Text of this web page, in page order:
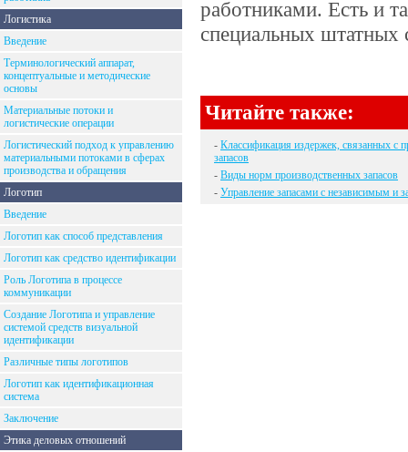
Логистика
Введение
Терминологический аппарат,
концептуальные и методические
основы
Материальные потоки и
логистические операции
Логистический подход к управлению
материальными потоками в сферах
производства и обращения
Логотип
Введение
Логотип как способ представления
Логотип как средство идентификации
Роль Логотипа в процессе
коммуникации
Создание Логотипа и управление
системой средств визуальной
идентификации
Различные типы логотипов
Логотип как идентификационная
система
Заключение
Этика деловых отношений
работниками. Есть и
специальных штатных
Читайте также:
- Классификация издержек, связанных с
запасов
- Виды норм производственных запасов
- Управление запасами с независимым и